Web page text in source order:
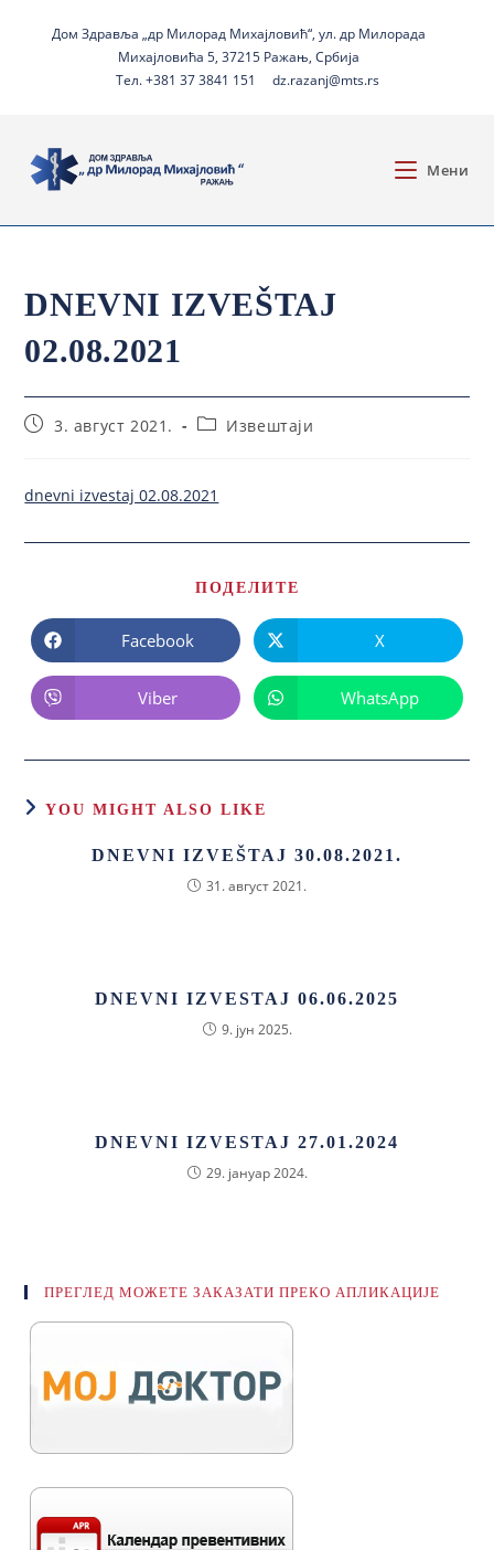
Дом Здравља „др Милорад Михајловић“, ул. др Милорада
Михајловића 5, 37215 Ражањ, Србија
Тел. +381 37 3841 151
dz.razanj@mts.rs
Мени
DNEVNI IZVEŠTAJ
02.08.2021
3. август 2021. Извештаји
dnevni izvestaj 02.08.2021
ПОДЕЛИТЕ
Facebook X
Viber WhatsApp
YOU MIGHT ALSO LIKE
DNEVNI IZVEŠTAJ 30.08.2021.
31. август 2021.
DNEVNI IZVESTAJ 06.06.2025
9. јун 2025.
DNEVNI IZVESTAJ 27.01.2024
29. јануар 2024.
ПРЕГЛЕД МОЖЕТЕ ЗАКАЗАТИ ПРЕКО АПЛИКАЦИЈЕ